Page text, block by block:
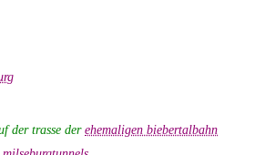
der trasse derehemaligen biebertalbahn